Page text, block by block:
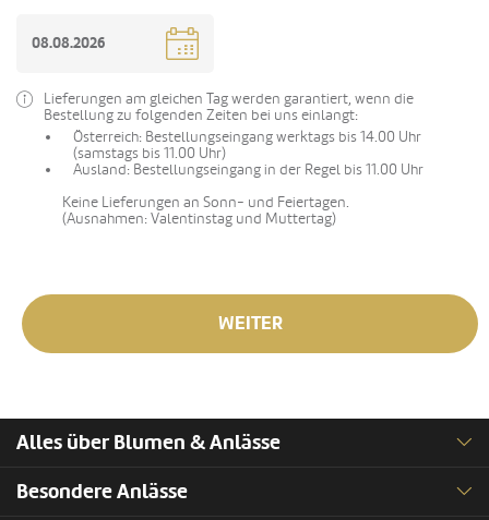
Lieferungen am gleichen Tag werden garantiert, wenn die
Bestellung zu folgenden Zeiten bei uns einlangt:
Österreich: Bestellungseingang werktags bis 14.00 Uhr
(samstags bis 11.00 Uhr)
Ausland: Bestellungseingang in der Regel bis 11.00 Uhr
Keine Lieferungen an Sonn- und Feiertagen.
(Ausnahmen: Valentinstag und Muttertag)
WEITER
Alles über Blumen & Anlässe
Besondere Anlässe